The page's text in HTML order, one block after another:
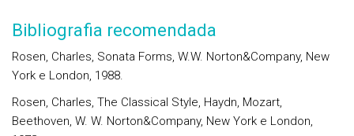
Bibliografia recomendada
Rosen, Charles, Sonata Forms, W.W. Norton&Company, New
York e London, 1988.
Rosen, Charles, The Classical Style, Haydn, Mozart,
Beethoven, W. W. Norton&Company, New York e London,